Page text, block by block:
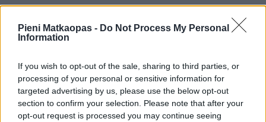
Pieni Matkaopas - Do Not Process My Personal
Information
If you wish to opt-out of the sale, sharing to third parties, or
processing of your personal or sensitive information for
targeted advertising by us, please use the below opt-out
section to confirm your selection. Please note that after your
opt-out request is processed you may continue seeing